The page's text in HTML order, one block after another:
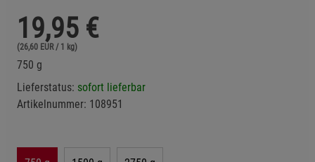
19,95 €
(26,60 EUR / 1 kg)
750 g
Lieferstatus: sofort lieferbar
Artikelnummer: 108951